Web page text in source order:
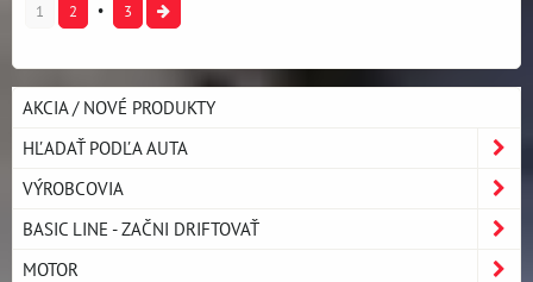
1 2 3
AKCIA / NOVÉ PRODUKTY
HĽADAŤ PODĽA AUTA
VÝROBCOVIA
BASIC LINE - ZAČNI DRIFTOVAŤ
MOTOR